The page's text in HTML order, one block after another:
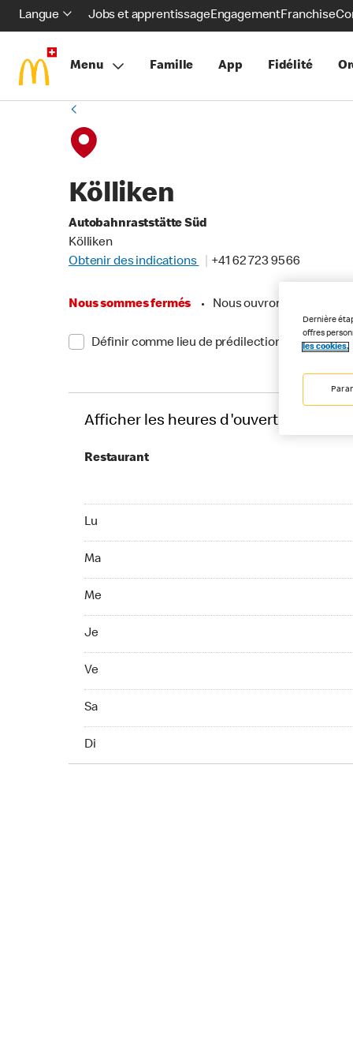
Langue Jobs et apprentissageEngagementFranchise
Menu Famille App Fidélité
Kölliken
Autobahnraststätte Süd
Kölliken
Obtenir des indications
+41 62 723 95 66
Nous sommes fermés • Nous ouvrons à 09:00
Définir comme lieu de prédilection
Afficher les heures d'ouverture
Restaurant
Lu
Ma
Me
Je
Ve
Sa
Di
Dernière
offres
les cookies.